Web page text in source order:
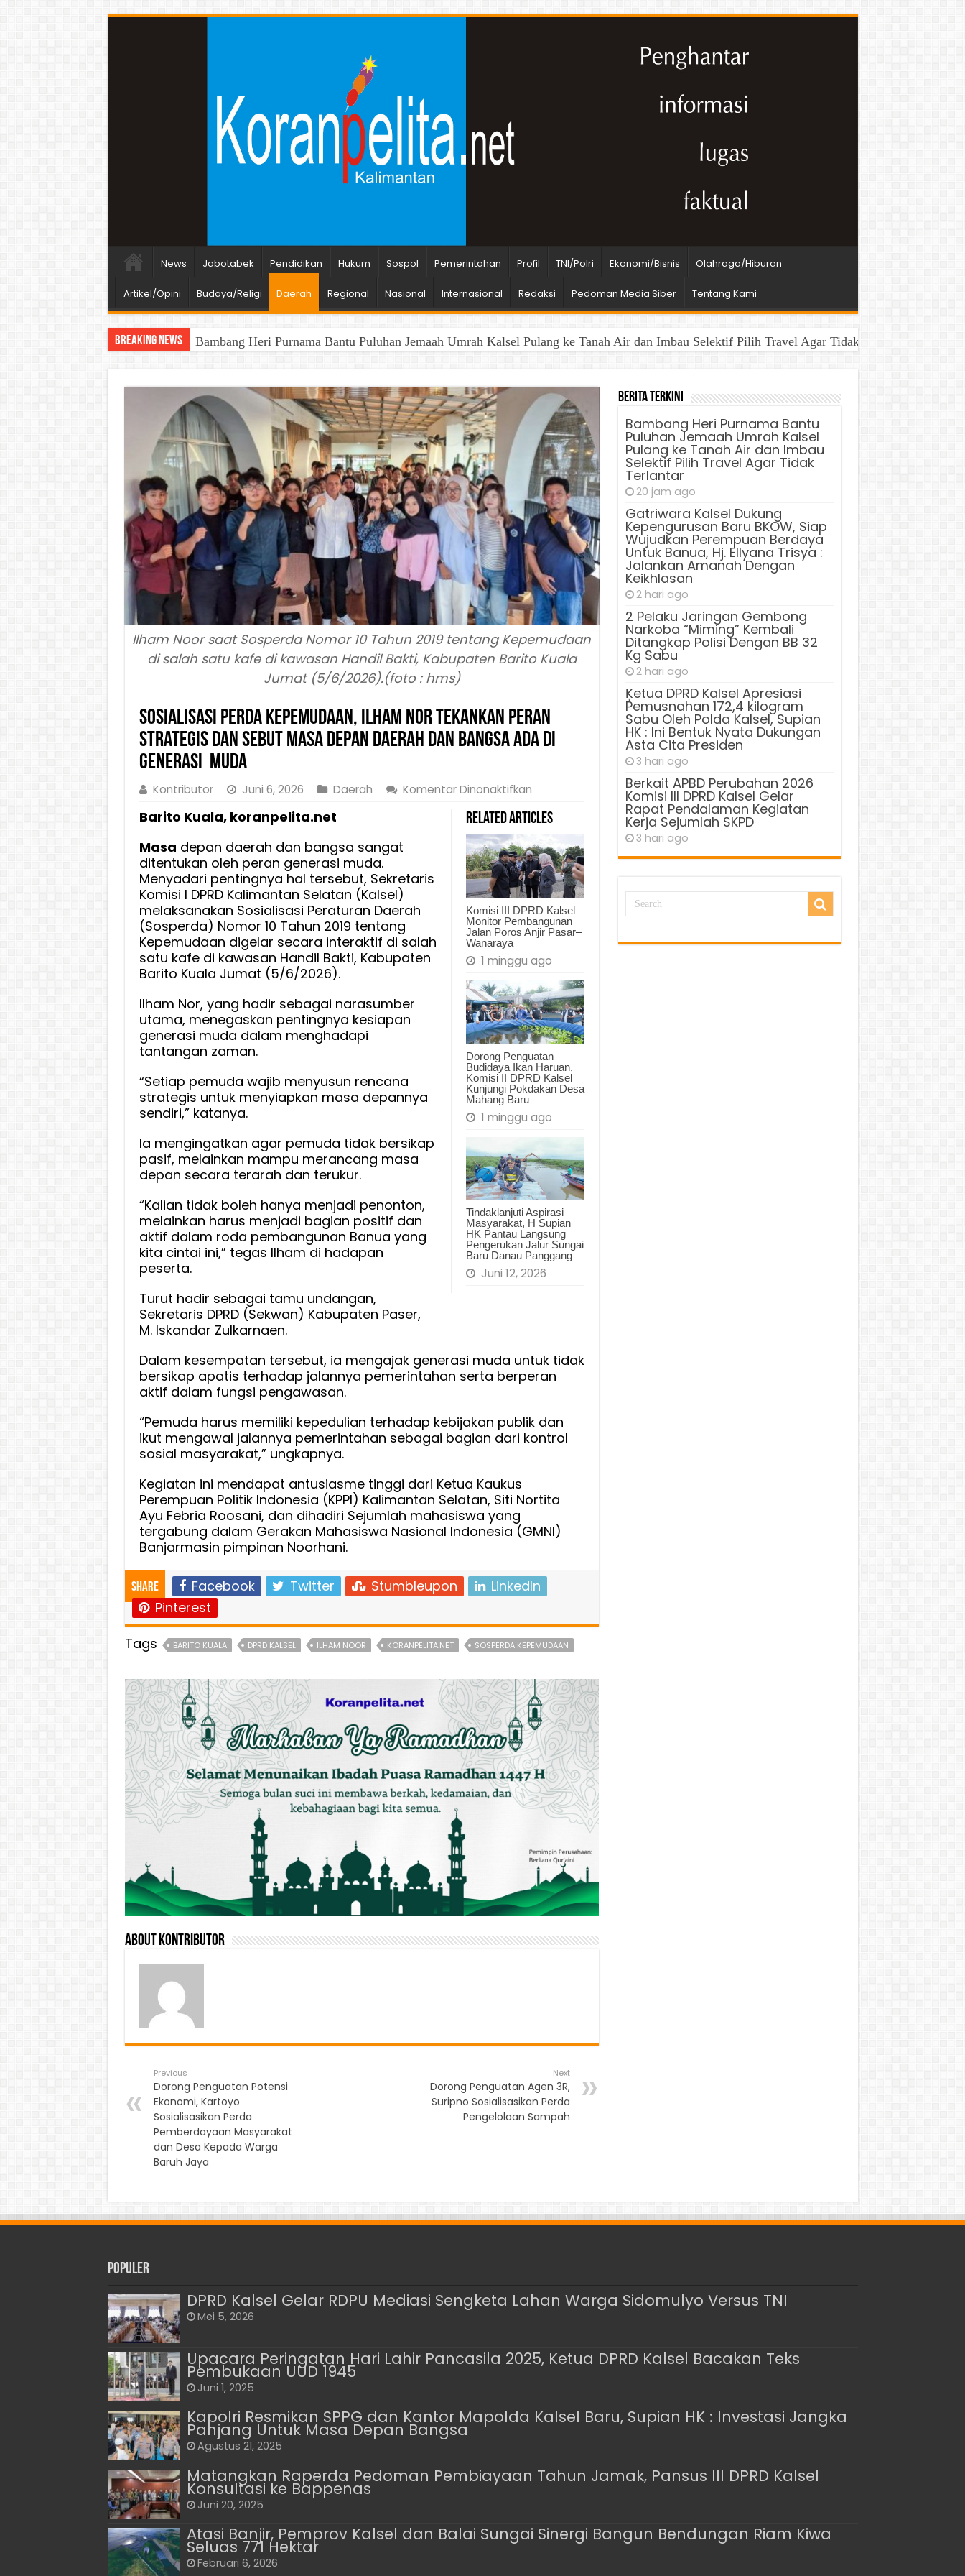
News Jabotabek Pendidikan Hukum Sospol Pemerintahan Profil TNI/Polri Ekonomi/Bisnis Olahraga/Hiburan
Artikel/Opini Budaya/Religi Daerah Regional Nasional Internasional Redaksi Pedoman Media Siber Tentang Kami
Breaking News Bambang Heri Purnama Bantu Puluhan Jemaah Umrah Kalsel Pulang ke Tanah Air dan Imbau Selektif Pilih Travel Agar Tidak Terlantar
Ilham Noor saat Sosperda Nomor 10 Tahun 2019 tentang Kepemudaan
di salah satu kafe di kawasan Handil Bakti, Kabupaten Barito Kuala
Jumat (5/6/2026).(foto : hms)
Sosialisasi Perda Kepemudaan, Ilham Nor Tekankan Peran
Strategis dan Sebut Masa Depan Daerah dan Bangsa Ada di
Generasi Muda
Kontributor Juni 6, 2026 Daerah Komentar Dinonaktifkanpada
Perda
Ilham
Nor
Tekankan
Peran
Strategis
dan
Masa
Depan
Daerah
dan
Bangsa
Ada
di
Generasi
Related Articles
Komisi III DPRD Kalsel
Monitor Pembangunan
Jalan Poros Anjir Pasar–
Wanaraya
1 minggu ago
Dorong Penguatan
Budidaya Ikan Haruan,
Komisi II DPRD Kalsel
Kunjungi Pokdakan Desa
Mahang Baru
1 minggu ago
Tindaklanjuti Aspirasi
Masyarakat, H Supian
HK Pantau Langsung
Pengerukan Jalur Sungai
Baru Danau Panggang
Juni 12, 2026
Barito Kuala, koranpelita.net
Masa depan daerah dan bangsa sangat
ditentukan oleh peran generasi muda.
Menyadari pentingnya hal tersebut, Sekretaris
Komisi I DPRD Kalimantan Selatan (Kalsel)
melaksanakan Sosialisasi Peraturan Daerah
(Sosperda) Nomor 10 Tahun 2019 tentang
Kepemudaan digelar secara interaktif di salah
satu kafe di kawasan Handil Bakti, Kabupaten
Barito Kuala Jumat (5/6/2026).
Ilham Nor, yang hadir sebagai narasumber
utama, menegaskan pentingnya kesiapan
generasi muda dalam menghadapi
tantangan zaman.
“Setiap pemuda wajib menyusun rencana
strategis untuk menyiapkan masa depannya
sendiri,” katanya.
Ia mengingatkan agar pemuda tidak bersikap
pasif, melainkan mampu merancang masa
depan secara terarah dan terukur.
“Kalian tidak boleh hanya menjadi penonton,
melainkan harus menjadi bagian positif dan
aktif dalam roda pembangunan Banua yang
kita cintai ini,” tegas Ilham di hadapan
peserta.
Turut hadir sebagai tamu undangan,
Sekretaris DPRD (Sekwan) Kabupaten Paser,
M. Iskandar Zulkarnaen.
Dalam kesempatan tersebut, ia mengajak generasi muda untuk tidak
bersikap apatis terhadap jalannya pemerintahan serta berperan
aktif dalam fungsi pengawasan.
“Pemuda harus memiliki kepedulian terhadap kebijakan publik dan
ikut mengawal jalannya pemerintahan sebagai bagian dari kontrol
sosial masyarakat,” ungkapnya.
Kegiatan ini mendapat antusiasme tinggi dari Ketua Kaukus
Perempuan Politik Indonesia (KPPI) Kalimantan Selatan, Siti Nortita
Ayu Febria Roosani, dan dihadiri Sejumlah mahasiswa yang
tergabung dalam Gerakan Mahasiswa Nasional Indonesia (GMNI)
Banjarmasin pimpinan Noorhani.
Share Facebook Twitter Stumbleupon
LinkedIn
Pinterest
Tags
BARITO KUALA DPRD KALSEL ILHAM NOOR KORANPELITA.NET SOSPERDA KEPEMUDAAN
About Kontributor
Previous
Dorong Penguatan Potensi
Ekonomi, Kartoyo
Sosialisasikan Perda
Pemberdayaan Masyarakat
dan Desa Kepada Warga
Baruh Jaya
Next
Dorong Penguatan Agen 3R,
Suripno Sosialisasikan Perda
Pengelolaan Sampah
Berita Terkini
Bambang Heri Purnama Bantu
Puluhan Jemaah Umrah Kalsel
Pulang ke Tanah Air dan Imbau
Selektif Pilih Travel Agar Tidak
Terlantar
20 jam ago
Gatriwara Kalsel Dukung
Kepengurusan Baru BKOW, Siap
Wujudkan Perempuan Berdaya
Untuk Banua, Hj. Ellyana Trisya :
Jalankan Amanah Dengan
Keikhlasan
2 hari ago
2 Pelaku Jaringan Gembong
Narkoba “Miming” Kembali
Ditangkap Polisi Dengan BB 32
Kg Sabu
2 hari ago
Ķetua DPRD Kalsel Apresiasi
Pemusnahan 172,4 kilogram
Sabu Oleh Polda Kalsel, Supian
HK : Ini Bentuk Nyata Dukungan
Asta Cita Presiden
3 hari ago
Berkait APBD Perubahan 2026
Komisi III DPRD Kalsel Gelar
Rapat Pendalaman Kegiatan
Kerja Sejumlah SKPD
3 hari ago
Populer
DPRD Kalsel Gelar RDPU Mediasi Sengketa Lahan Warga Sidomulyo Versus TNI
Mei 5, 2026
Upacara Peringatan Hari Lahir Pancasila 2025, Ketua DPRD Kalsel Bacakan Teks
Pembukaan UUD 1945
Juni 1, 2025
Kapolri Resmikan SPPG dan Kantor Mapolda Kalsel Baru, Supian HK : Investasi Jangka
Panjang Untuk Masa Depan Bangsa
Agustus 21, 2025
Matangkan Raperda Pedoman Pembiayaan Tahun Jamak, Pansus III DPRD Kalsel
Konsultasi ke Bappenas
Juni 20, 2025
Atasi Banjir, Pemprov Kalsel dan Balai Sungai Sinergi Bangun Bendungan Riam Kiwa
Seluas 771 Hektar
Februari 6, 2026